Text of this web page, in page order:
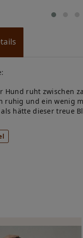
Hund ruht zwischen
ruhig und ein wenig
hätte dieser treue